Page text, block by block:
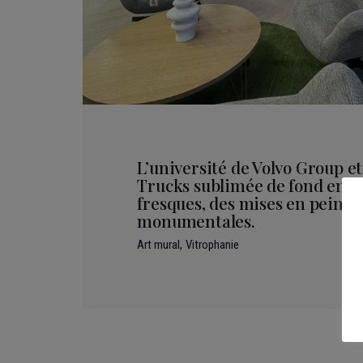
L’université de Volvo Group
Trucks sublimée de fond en
fresques, des mises en
monumentales.
Art mural Vitrophanie